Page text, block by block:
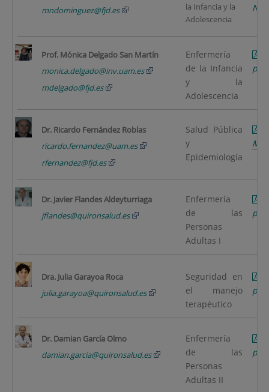
mndominguez@fjd.es
la Infancia y la
Adolescencia
Prof. Mónica Delgado San Martín
monica.delgado@inv.uam.es
mdelgado@fjd.es
Enfermería
de la Infancia
y la
Adolescencia
Dr. Ricardo Fernández Roblas
ricardo.fernandez@uam.es
rfernandez@fjd.es
Salud Pública
y
Epidemiología
MB
Dr. Javier Flandes Aldeyturriaga
jflandes@quironsalud.es
Enfermería
de las
Personas
Adultas I
Dra. Julia Garayoa Roca
julia.garayoa@quironsalud.es
Seguridad en
el manejo
terapéutico
Dr. Damian García Olmo
damian.garcia@quironsalud.es
Enfermería
de las
Personas
Adultas II